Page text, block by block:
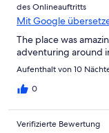
des Onlineauftritts
Mit Google
The place was
adventuring around
Aufenthalt von 10
0
Verifizierte Bewertung